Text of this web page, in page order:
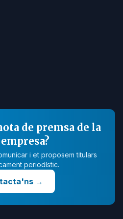
de premsa de la
i et proposem titulars
periodístic.
→